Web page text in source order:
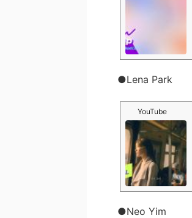
●Lena Park
YouTube
●Neo Yim